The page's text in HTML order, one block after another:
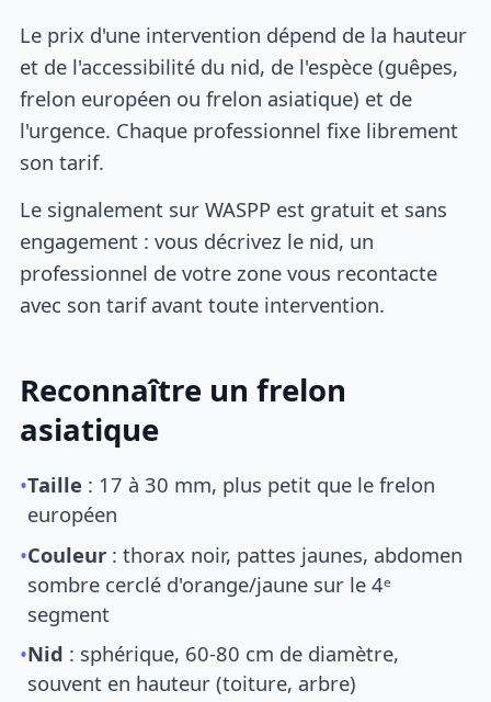
Le prix d'une intervention dépend de la hauteur
et de l'accessibilité du nid, de l'espèce (guêpes,
frelon européen ou frelon asiatique) et de
l'urgence. Chaque professionnel fixe librement
son tarif.
Le signalement sur WASPP est gratuit et sans
engagement : vous décrivez le nid, un
professionnel de votre zone vous recontacte
avec son tarif avant toute intervention.
Reconnaître un frelon
asiatique
•Taille : 17 à 30 mm, plus petit que le frelon
européen
•Couleur : thorax noir, pattes jaunes, abdomen
sombre cerclé d'orange/jaune sur le 4ᵉ
segment
•Nid : sphérique, 60-80 cm de diamètre,
souvent en hauteur (toiture, arbre)